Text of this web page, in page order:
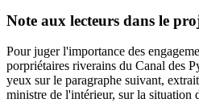
Note aux lecteurs dans le
Pour juger l'importance des
porpriétaires riverains du Canal des
yeux sur le paragraphe suivant,
ministre de l'intérieur, sur la situation